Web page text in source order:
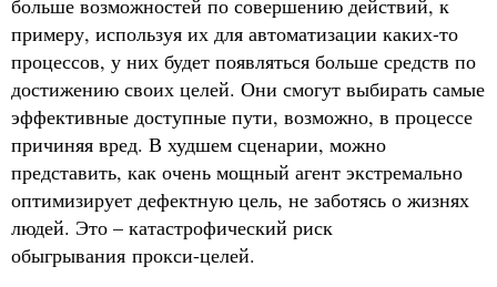
примеру, используя их для автоматизации каких-то
процессов, у них будет появляться больше средств по
достижению своих целей. Они смогут выбирать самые
эффективные доступные пути, возможно, в процессе
причиняя вред. В худшем сценарии, можно
представить, как очень мощный агент экстремально
оптимизирует дефектную цель, не заботясь о жизнях
людей. Это – катастрофический риск
обыгрывания прокси-целей.